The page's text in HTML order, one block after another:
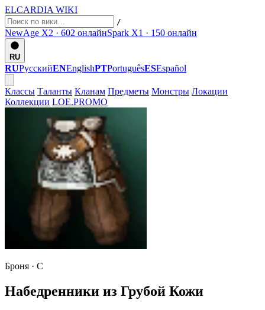
ELCARDIA WIKI
/
NewAge X2 · 602 онлайнSpark X1 · 150 онлайн
RU
RUРусскийENEnglishPTPortuguêsESEspañol
Классы Таланты Кланам Предметы Монстры Локации
Коллекции LOE.PROMO
Броня · C
Набедренники из Грубой Кожи